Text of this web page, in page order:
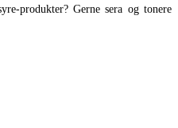
produkter? Gerne sera og tonere